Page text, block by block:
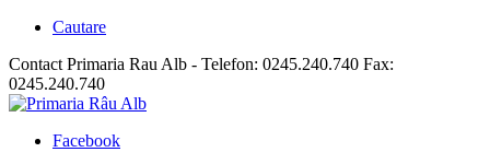
Cautare
Contact Primaria Rau Alb - Telefon: 0245.240.740 Fax:
0245.240.740
Facebook